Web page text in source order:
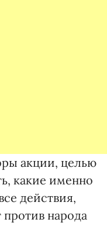
акции, целью
какие именно
действия,
народа